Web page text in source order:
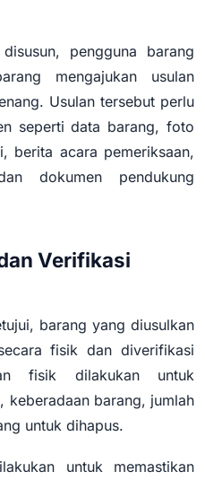
pengguna barang
mengajukan usulan
Usulan tersebut perlu
seperti data barang, foto
berita acara pemeriksaan,
dokumen pendukung
Verifikasi
barang yang diusulkan
fisik dan diverifikasi
fisik dilakukan untuk
keberadaan barang, jumlah
untuk dihapus.
untuk memastikan